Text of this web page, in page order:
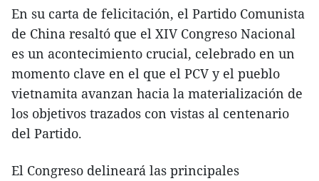
En su carta de felicitación, el Partido Comunista
de China resaltó que el XIV Congreso Nacional
es un acontecimiento crucial, celebrado en un
momento clave en el que el PCV y el pueblo
vietnamita avanzan hacia la materialización de
los objetivos trazados con vistas al centenario
del Partido.
El Congreso delineará las principales